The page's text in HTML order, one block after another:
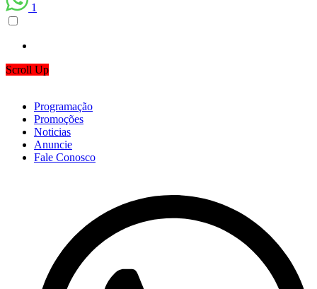
1
Scroll Up
Programação
Promoções
Noticias
Anuncie
Fale Conosco